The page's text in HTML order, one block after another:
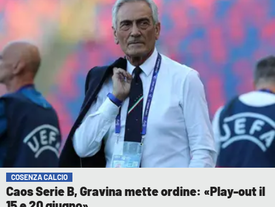
COSENZA CALCIO
Caos Serie B, Gravina mette ordine: «Play-out il